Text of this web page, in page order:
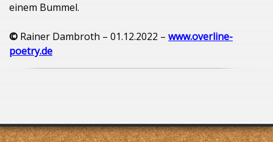
einem Bummel.
© Rainer Dambroth – 01.12.2022 – www.overline-
poetry.de